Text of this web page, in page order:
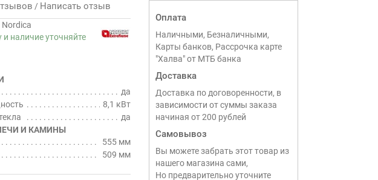
/ Написать отзыв
Nordica
и наличие уточняйте
да
8,1 кВт
да
И КАМИНЫ
555 мм
509 мм
Оплата
Наличными, Безналичными,
Карты банков, Рассрочка карте
"Халва" от МТБ банка
Доставка
Доставка по договоренности, в
зависимости от суммы заказа
начиная от 200 рублей
Самовывоз
Вы можете забрать этот товар из
нашего магазина сами,
Но предварительно уточните